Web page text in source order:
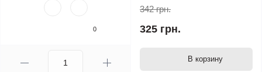
0
342 грн.
325 грн.
В корзину